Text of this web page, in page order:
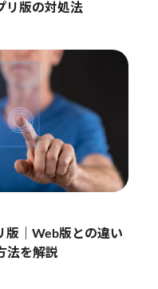
リ版の対処法
版｜Web版との違い
法を解説